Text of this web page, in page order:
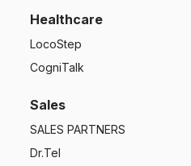
Healthcare
LocoStep
CogniTalk
Sales
SALES PARTNERS
Dr.Tel